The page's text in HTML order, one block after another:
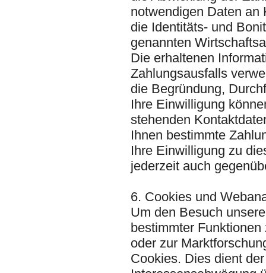
notwendigen Daten an
die Identitäts- und
genannten
Die erhaltenen
Zahlungsausfalls
die Begründung,
Ihre Einwilligung
stehenden
Ihnen bestimmte
Ihre Einwilligung zu
jederzeit auch
6. Cookies und
Um den Besuch
bestimmter
oder zur
Cookies. Dies dient